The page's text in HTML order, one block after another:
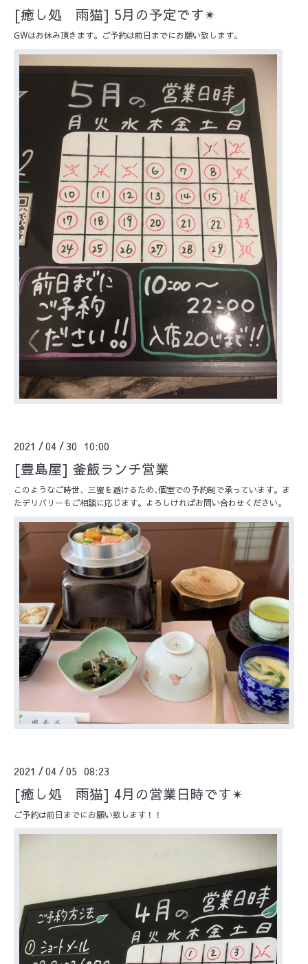
[癒し処 雨猫] 5月の予定です✴︎
GWはお休み頂きます。ご予約は前日までにお願い致します。
2021 /04 /30 10:00
[豊島屋] 釜飯ランチ営業
このようなご時世、三蜜を避けるため､個室での予約制で承っています。ま
たデリバリーもご相談に応じます。よろしければお問い合わせください。
2021 /04 /05 08:23
[癒し処 雨猫] 4月の営業日時です✴︎
ご予約は前日までにお願い致します！！